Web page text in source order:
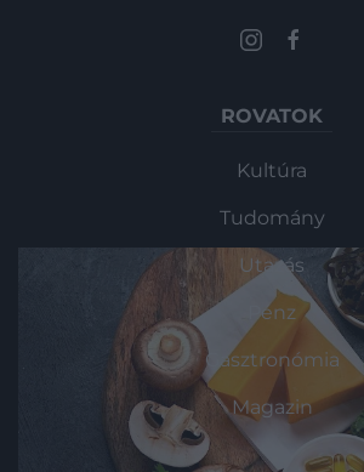
ROVATOK
Kultúra
Tudomány
Utazás
Pénz
Gasztronómia
Magazin